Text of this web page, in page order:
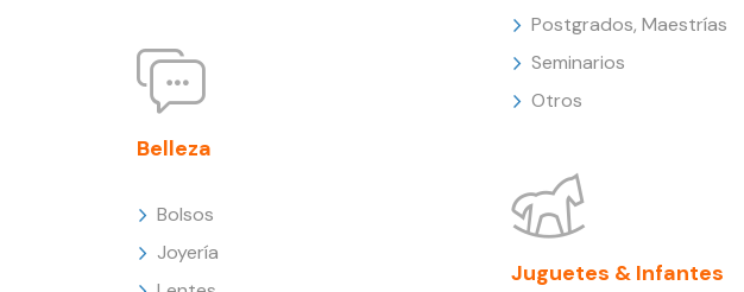
Belleza
Bolsos
Joyería
Postgrados, Maestrías
Seminarios
Otros
Juguetes & Infantes